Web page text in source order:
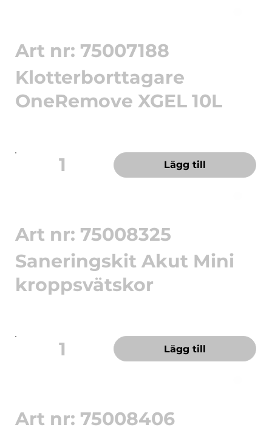
1 Lägg till
Art nr: 75007188
Klotterborttagare
OneRemove XGEL 10L
1 Lägg till
Art nr: 75008325
Saneringskit Akut Mini
kroppsvätskor
Art nr: 75008406